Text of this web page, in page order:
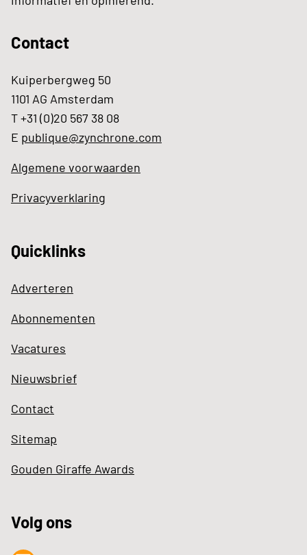
Contact
Kuiperbergweg 50
1101 AG Amsterdam
T +31 (0)20 567 38 08
E publique@zynchrone.com
Algemene voorwaarden
Privacyverklaring
Quicklinks
Adverteren
Abonnementen
Vacatures
Nieuwsbrief
Contact
Sitemap
Gouden Giraffe Awards
Volg ons